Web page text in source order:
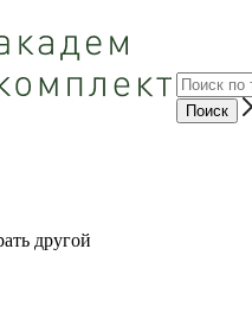
другой